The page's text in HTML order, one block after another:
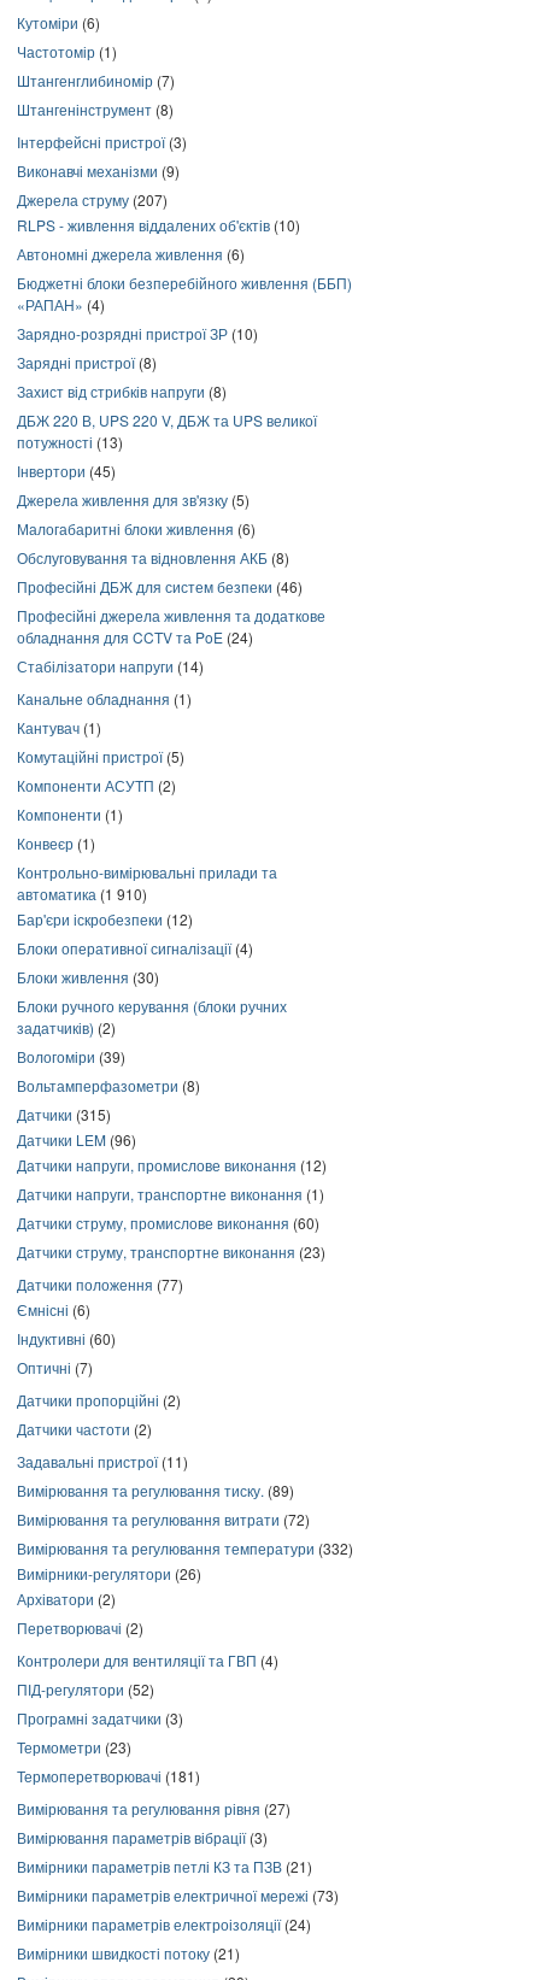
Кутоміри (6)
Частотомір (1)
Штангенглибиномір (7)
Штангенінструмент (8)
Інтерфейсні пристрої(3)
Виконавчі механізми (9)
Джерела струму (207)
RLPS - живлення віддалених об'єктів (10)
Автономні джерела живлення (6)
Бюджетні блоки безперебійного живлення (ББП)
«РАПАН» (4)
Зарядно-розрядні пристрої ЗР (10)
Зарядні пристрої(8)
Захист від стрибків напруги (8)
ДБЖ 220 В, UPS 220 V, ДБЖ та UPS великої
потужності (13)
Інвертори (45)
Джерела живлення для зв'язку (5)
Малогабаритні блоки живлення (6)
Обслуговування та відновлення АКБ (8)
Професійні ДБЖ для систем безпеки (46)
Професійні джерела живлення та додаткове
обладнання для CCTV та PoE (24)
Стабілізатори напруги (14)
Канальне обладнання (1)
Кантувач (1)
Комутаційні пристрої(5)
Компоненти АСУТП (2)
Компоненти (1)
Конвеєр (1)
Контрольно-вимірювальні прилади та
автоматика (1 910)
Бар'єри іскробезпеки (12)
Блоки оперативної сигналізації(4)
Блоки живлення (30)
Блоки ручного керування (блоки ручних
задатчиків) (2)
Вологоміри (39)
Вольтамперфазометри (8)
Датчики (315)
Датчики LEM (96)
Датчики напруги, промислове виконання (12)
Датчики напруги, транспортне виконання (1)
Датчики струму, промислове виконання (60)
Датчики струму, транспортне виконання (23)
Датчики положення (77)
Ємнісні (6)
Індуктивні (60)
Оптичні (7)
Датчики пропорційні (2)
Датчики частоти (2)
Задавальні пристрої(11)
Вимірювання та регулювання тиску. (89)
Вимірювання та регулювання витрати (72)
Вимірювання та регулювання температури (332)
Вимірники-регулятори (26)
Архіватори (2)
Перетворювачі (2)
Контролери для вентиляції та ГВП (4)
ПІД-регулятори (52)
Програмні задатчики (3)
Термометри (23)
Термоперетворювачі (181)
Вимірювання та регулювання рівня (27)
Вимірювання параметрів вібрації(3)
Вимірники параметрів петлі КЗ та ПЗВ (21)
Вимірники параметрів електричної мережі (73)
Вимірники параметрів електроізоляції(24)
Вимірники швидкості потоку (21)